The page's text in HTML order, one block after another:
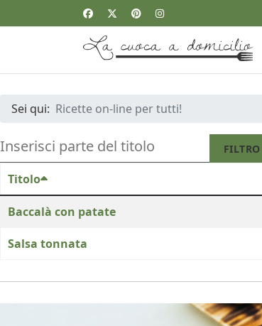
Sei qui: Ricette on-line per tutti!
INSERISCI PARTE DEL TITOLO FILTRO
Titolo
Baccalà con patate
Salsa tonnata